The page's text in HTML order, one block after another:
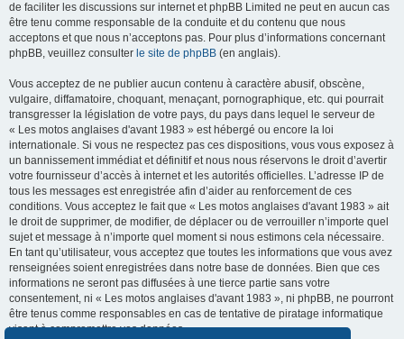
de faciliter les discussions sur internet et phpBB Limited ne peut en aucun cas
être tenu comme responsable de la conduite et du contenu que nous
acceptons et que nous n’acceptons pas. Pour plus d’informations concernant
phpBB, veuillez consulter le site de phpBB (en anglais).
Vous acceptez de ne publier aucun contenu à caractère abusif, obscène,
vulgaire, diffamatoire, choquant, menaçant, pornographique, etc. qui pourrait
transgresser la législation de votre pays, du pays dans lequel le serveur de
« Les motos anglaises d'avant 1983 » est hébergé ou encore la loi
internationale. Si vous ne respectez pas ces dispositions, vous vous exposez à
un bannissement immédiat et définitif et nous nous réservons le droit d’avertir
votre fournisseur d’accès à internet et les autorités officielles. L’adresse IP de
tous les messages est enregistrée afin d’aider au renforcement de ces
conditions. Vous acceptez le fait que « Les motos anglaises d'avant 1983 » ait
le droit de supprimer, de modifier, de déplacer ou de verrouiller n’importe quel
sujet et message à n’importe quel moment si nous estimons cela nécessaire.
En tant qu’utilisateur, vous acceptez que toutes les informations que vous avez
renseignées soient enregistrées dans notre base de données. Bien que ces
informations ne seront pas diffusées à une tierce partie sans votre
consentement, ni « Les motos anglaises d'avant 1983 », ni phpBB, ne pourront
être tenus comme responsables en cas de tentative de piratage informatique
visant à compromettre vos données.